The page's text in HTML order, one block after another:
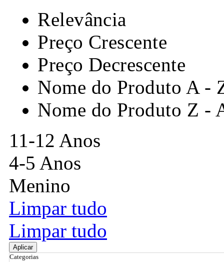
Relevância
Preço Crescente
Preço Decrescente
Nome do Produto A -
Nome do Produto Z -
11-12 Anos
4-5 Anos
Menino
Limpar tudo
Limpar tudo
Aplicar
Categorias